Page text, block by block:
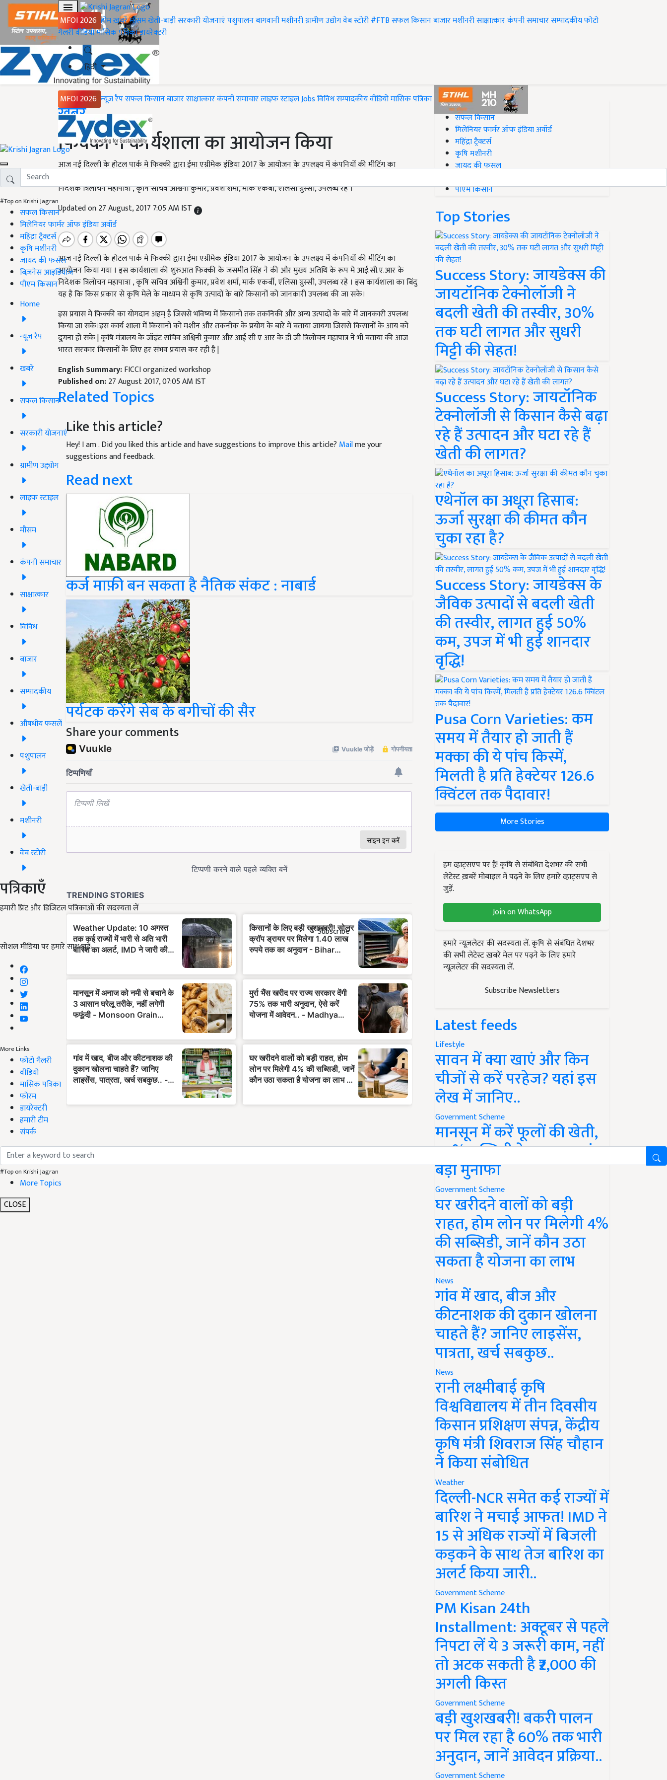
MFOI 2026 होमख़बरेंमौसमखेती-बाड़ीसरकारी योजनाएंपशुपालनबागवानीमशीनरीग्रामीण उद्योगवेब स्टोरी#FTBसफल किसानबाजारमशीनरीसाक्षात्कारकंपनी समाचारसम्पादकीयफोटो
गैलरीवीडियोमासिक पत्रिकाडायरेक्टरी
हिंदी
MFOI 2026 न्यूज़ रैपसफल किसानबाजारसाक्षात्कारकंपनी समाचारलाइफ स्टाइलJobsविविधसम्पादकीयवीडियोमासिक पत्रिका
#Top on Krishi Jagran
सफल किसान
मिलेनियर फार्मर ऑफ इंडिया अवॉर्ड
महिंद्रा ट्रैक्टर्स
कृषि मशीनरी
जायद की फसल
बिज़नेस आइडियाज
पीएम किसान
Home
न्यूज़ रैप
खबरें
सफल किसान
सरकारी योजनाएं
ग्रामीण उद्द्योग
लाइफ स्टाइल
मौसम
कंपनी समाचार
साक्षात्कार
विविध
बाजार
सम्पादकीय
औषधीय फसलें
पशुपालन
खेती-बाड़ी
मशीनरी
वेब स्टोरी
पत्रिकाएँ
हमारी प्रिंट और डिजिटल पत्रिकाओं की सदस्यता लें
Subscribe
सोशल मीडिया पर हमारे साथ जुड़ें:
More Links
फोटो गैलरी
वीडियो
मासिक पत्रिका
फोरम
डायरेक्टरी
हमारी टीम
संपर्क
#Top on Krishi Jagran
More Topics
CLOSE
Home
ख़बरें
फिक्की ने कार्यशाला का आयोजन किया
आज नई दिल्ली के होटल पार्क मे फिक्की द्वारा ईमा एग्रीमेक इंडिया 2017 के आयोजन के उपलक्ष्य में कंपनियों की मीटिंग का
निदेशक त्रिलोचन महापात्रा , कृषि सचिव अश्विनी कुमार, प्रवेश शर्मा, मार्क एकर्बी, एलिसा ग्रुस्सी, उपलब्ध रहे ।
Updated on 27 August, 2017 7:05 AM IST
आज नई दिल्ली के होटल पार्क मे फिक्की द्वारा ईमा एग्रीमेक इंडिया 2017 के आयोजन के उपलक्ष्य में कंपनियों की मीटिंग का
आयोजन किया गया । इस कार्यशाला की शुरुआत फिक्की के जसमीत सिंह ने की और मुख्य अतिथि के रूप मे आई.सी.ए.आर के
निदेशक त्रिलोचन महापात्रा , कृषि सचिव अश्विनी कुमार, प्रवेश शर्मा, मार्क एकर्बी, एलिसा ग्रुस्सी, उपलब्ध रहे । इस कार्यशाला का बिंदु
यह है कि किस प्रकार से कृषि मेले के माध्यम से कृषि उत्पादों के बारे किसानों को जानकारी उपलब्ध की जा सके।
इस प्रयास मे फ़िक्की का योगदान अहम् है जिससे भविष्य में किसानों तक तकनिकी और अन्य उत्पादों के बारे में जानकारी उपलब्ध
किया जा सके।इस कार्य शाला में किसानों को मशीन और तकनीक के प्रयोग के बारे में बताया जायगा जिससे किसानों के आय को
दुगना हो सके | कृषि मंत्रालय के जॉइंट सचिव अश्विनी कुमार और आई सी ए आर के डी जी त्रिलोचन महापात्र ने भी बताया की आज
भारत सरकार किसानों के लिए हर संभव प्रयास कर रही है |
English Summary:FICCI organized workshop
Published on:27 August 2017, 07:05 AM IST
Related Topics
Like this article?
Hey! I am. Did you liked this article and have suggestions to improve this article? Mailme your
suggestions and feedback.
Read next
कर्ज माफ़ी बन सकता है नैतिक संकट : नाबार्ड
पर्यटक करेंगे सेब के बगीचों की सैर
Share your comments
#Top on Krishi Jagran
सफल किसान
मिलेनियर फार्मर ऑफ इंडिया अवॉर्ड
महिंद्रा ट्रैक्टर्स
कृषि मशीनरी
जायद की फसल
पीएम किसान
Top Stories
Success Story: जायडेक्स की
जायटॉनिक टेक्नोलॉजी ने
बदली खेती की तस्वीर, 30%
तक घटी लागत और सुधरी
मिट्टी की सेहत!
Success Story: जायटॉनिक
टेक्नोलॉजी से किसान कैसे बढ़ा
रहे हैं उत्पादन और घटा रहे हैं
खेती की लागत?
एथेनॉल का अधूरा हिसाब:
ऊर्जा सुरक्षा की कीमत कौन
चुका रहा है?
Success Story: जायडेक्स के
जैविक उत्पादों से बदली खेती
की तस्वीर, लागत हुई 50%
कम, उपज में भी हुई शानदार
वृद्धि!
Pusa Corn Varieties: कम
समय में तैयार हो जाती हैं
मक्का की ये पांच किस्में,
मिलती है प्रति हेक्टेयर 126.6
क्विंटल तक पैदावार!
More Stories
हम व्हाट्सएप पर हैं! कृषि से संबंधित देशभर की सभी
लेटेस्ट ख़बरें मोबाइल में पढ़ने के लिए हमारे व्हाट्सएप से
जुड़ें.
Join on WhatsApp
हमारे न्यूज़लेटर की सदस्यता लें. कृषि से संबंधित देशभर
की सभी लेटेस्ट ख़बरें मेल पर पढ़ने के लिए हमारे
न्यूज़लेटर की सदस्यता लें.
Subscribe Newsletters
Latest feeds
Lifestyle
सावन में क्या खाएं और किन
चीजों से करें परहेज? यहां इस
लेख में जानिए..
Government Scheme
मानसून में करें फूलों की खेती,
50% सब्सिडी के साथ कमाएं
बड़ा मुनाफा
Government Scheme
घर खरीदने वालों को बड़ी
राहत, होम लोन पर मिलेगी 4%
की सब्सिडी, जानें कौन उठा
सकता है योजना का लाभ
News
गांव में खाद, बीज और
कीटनाशक की दुकान खोलना
चाहते हैं? जानिए लाइसेंस,
पात्रता, खर्च सबकुछ..
News
रानी लक्ष्मीबाई कृषि
विश्वविद्यालय में तीन दिवसीय
किसान प्रशिक्षण संपन्न, केंद्रीय
कृषि मंत्री शिवराज सिंह चौहान
ने किया संबोधित
Weather
दिल्ली-NCR समेत कई राज्यों में
बारिश ने मचाई आफत! IMD ने
15 से अधिक राज्यों में बिजली
कड़कने के साथ तेज बारिश का
अलर्ट किया जारी..
Government Scheme
PM Kisan 24th
Installment: अक्टूबर से पहले
निपटा लें ये 3 जरूरी काम, नहीं
तो अटक सकती है ₹2,000 की
अगली किस्त
Government Scheme
बड़ी खुशखबरी! बकरी पालन
पर मिल रहा है 60% तक भारी
अनुदान, जानें आवेदन प्रक्रिया..
Government Scheme